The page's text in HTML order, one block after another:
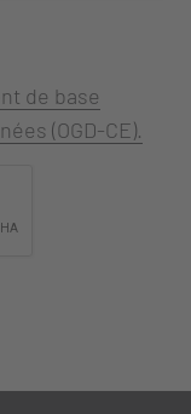
de base
(OGD-CE).